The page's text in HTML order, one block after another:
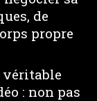
de
propre
véritable
: non pas